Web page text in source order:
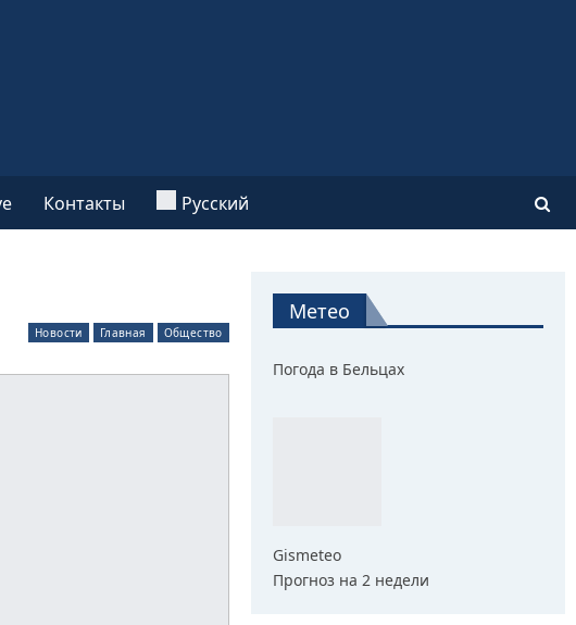
Контакты Русский
Новости Главная Общество
Метео
Погода в Бельцах
Gismeteo
Прогноз на 2 недели